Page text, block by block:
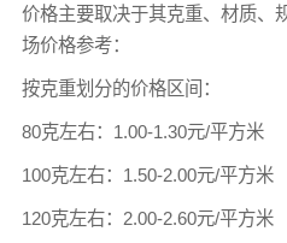
价格主要取决于其克重、材质、
场价格参考：
按克重划分的价格区间：
80克左右：1.00-1.30元/平方米
100克左右：1.50-2.00元/平方米
120克左右：2.00-2.60元/平方米